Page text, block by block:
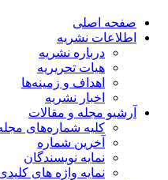
صفحه اصلی
اطلاعات نشریه
درباره نشریه
هیات تحریریه
اهداف و زمینه‌ها
اخبار نشریه
آرشیو مجله و مقالات
کلیه شماره‌های مجله
آخرین شماره
نمایه نویسندگان
نمایه واژه های کلیدی